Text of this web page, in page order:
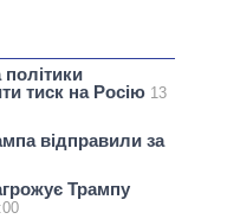
політики
тиск на Росію 13
відправили за
Трампу